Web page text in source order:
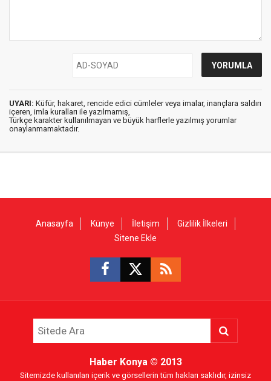
UYARI: Küfür, hakaret, rencide edici cümleler veya imalar, inançlara saldırı
içeren, imla kuralları ile yazılmamış,
Türkçe karakter kullanılmayan ve büyük harflerle yazılmış yorumlar
onaylanmamaktadır.
Anasayfa Künye İletişim
Gizlilik İlkeleri
Sitene Ekle
Haber Konya© 2013
Sitemizde kullanılan içerik ve görsellerin tüm hakları saklıdır, izinsiz